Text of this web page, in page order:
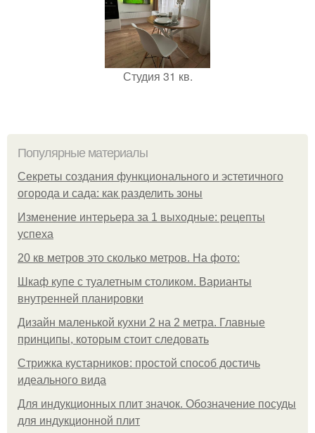
Студия 31 кв.
Популярные материалы
Секреты создания функционального и эстетичного
огорода и сада: как разделить зоны
Изменение интерьера за 1 выходные: рецепты
успеха
20 кв метров это сколько метров. На фото:
Шкаф купе с туалетным столиком. Варианты
внутренней планировки
Дизайн маленькой кухни 2 на 2 метра. Главные
принципы, которым стоит следовать
Стрижка кустарников: простой способ достичь
идеального вида
Для индукционных плит значок. Обозначение посуды
для индукционной плит